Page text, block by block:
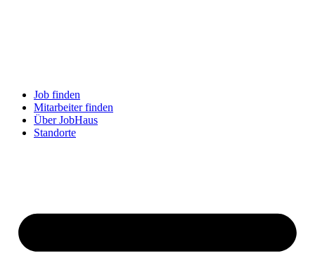
Job finden
Mitarbeiter finden
Über JobHaus
Standorte